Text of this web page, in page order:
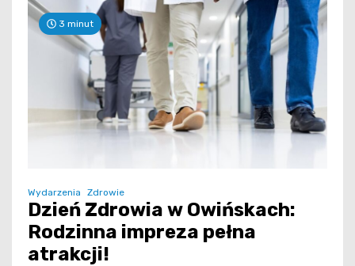
3 minut
Wydarzenia Zdrowie
Dzień Zdrowia w Owińskach:
Rodzinna impreza pełna
atrakcji!